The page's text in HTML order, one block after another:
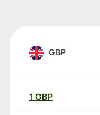
GBP
1 GBP